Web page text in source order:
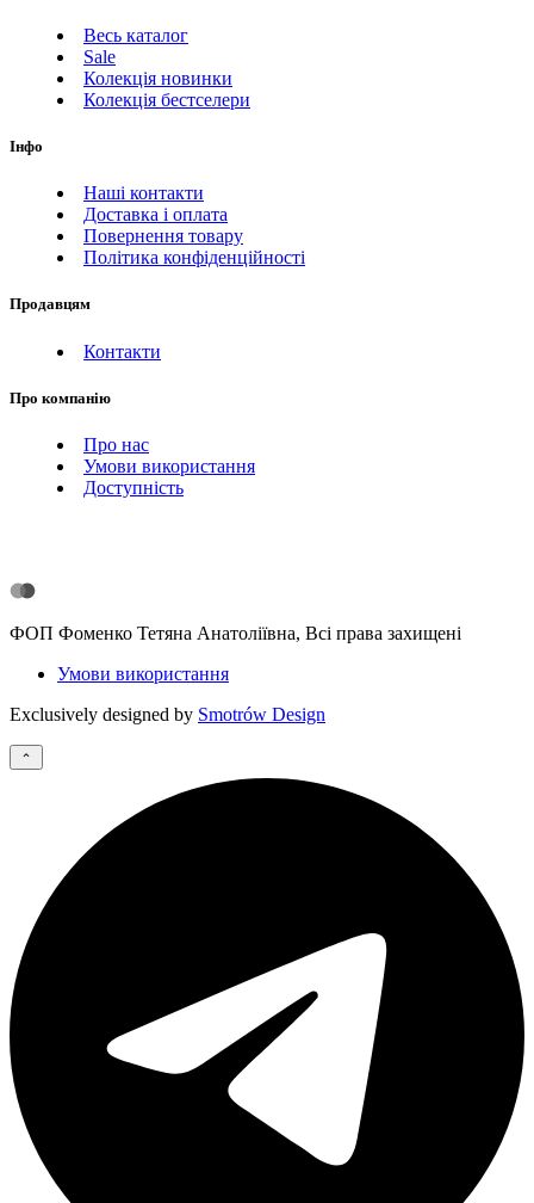
Весь каталог
Sale
Колекція новинки
Колекція бестселери
Інфо
Наші контакти
Доставка і оплата
Повернення товару
Політика конфіденційності
Продавцям
Контакти
Про компанію
Про нас
Умови використання
Доступність
ФОП Фоменко Тетяна Анатоліївна, Всі права захищені
Умови використання
Exclusively designed by Smotrów Design